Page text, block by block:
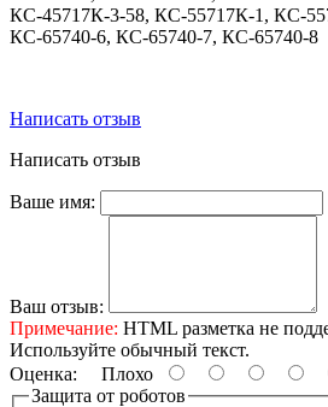
КС-45717К-3-58, КС-55717К-1, КС-
КС-65740-6, КС-65740-7, КС-65740-8
Написать отзыв
Написать отзыв
Ваше имя:
Ваш отзыв:
Примечание: HTML разметка не
Используйте обычный текст.
Оценка: Плохо
Защита от роботов